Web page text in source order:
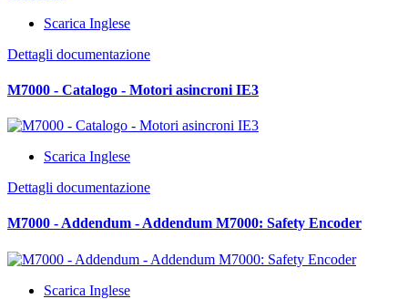
Scarica Inglese
Dettagli documentazione
M7000 - Catalogo - Motori asincroni IE3
Scarica Inglese
Dettagli documentazione
M7000 - Addendum - Addendum M7000: Safety Encoder
Scarica Inglese